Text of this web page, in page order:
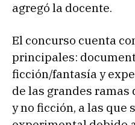
agregó la docente.
El concurso cuenta
principales:
ficción/fantasía y
de las grandes
y no ficción, a las que